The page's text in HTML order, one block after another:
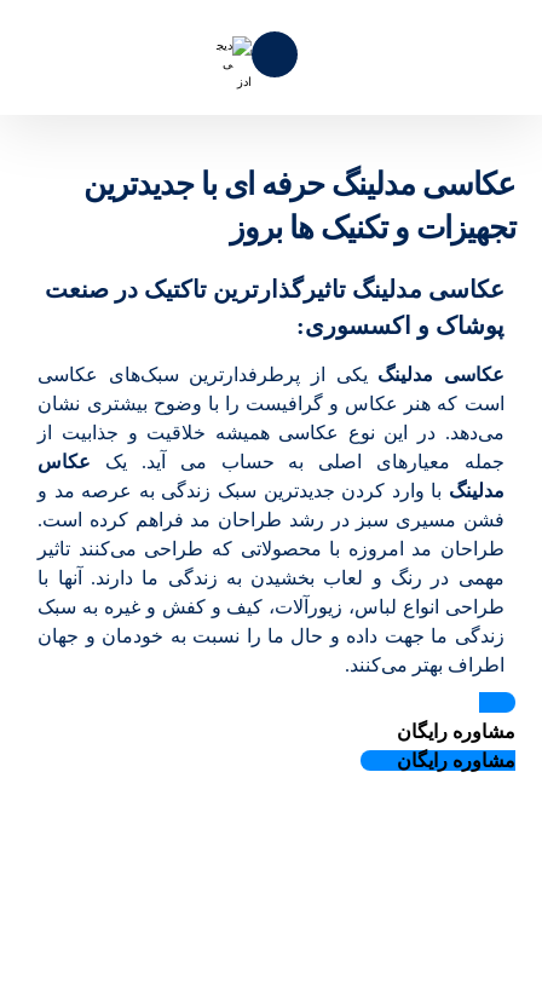
عکاسی مدلینگ حرفه ای با جدیدترین
تجهیزات و تکنیک ها بروز
عکاسی مدلینگ تاثیرگذارترین تاکتیک در صنعت
پوشاک و اکسسوری:
عکاسی مدلینگ یکی از پرطرفدارترین سبک‌های‌ عکاسی
است که هنر عکاس و گرافیست را با وضوح بیشتری نشان
می‌دهد. در این نوع عکاسی همیشه خلاقیت و جذابیت از
جمله معیارهای اصلی به حساب می آید. یک عکاس
مدلینگ با وارد کردن جدیدترین سبک زندگی به عرصه مد و
فشن مسیری سبز در رشد طراحان مد فراهم کرده است.
طراحان مد امروزه با محصولاتی که طراحی می‌کنند تاثیر
مهمی در رنگ و لعاب بخشیدن به زندگی ما دارند. آنها با
طراحی انواع لباس، زیورآلات، کیف و کفش و غیره به سبک
زندگی ما جهت داده و حال ما را نسبت به خودمان و جهان
اطراف بهتر می‌کنند.
مشاوره رایگان
مشاوره رایگان